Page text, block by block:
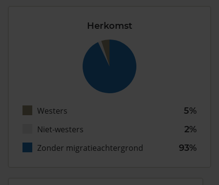
Herkomst
Westers
5%
Niet-westers
2%
Zonder migratieachtergrond
93%